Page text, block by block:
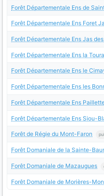
Forêt Départementale Ens de
Forêt Départementale Ens Foret
Forêt Départementale Ens Jas
Forêt Départementale Ens la
Forêt Départementale Ens le
Forêt Départementale Ens les
Forêt Départementale Ens
Forêt Départementale Ens Siou-
Forêt de Régie du Mont-Faron
Forêt Domaniale de la Sainte-
Forêt Domaniale de Mazaugues
Forêt Domaniale de Morières-